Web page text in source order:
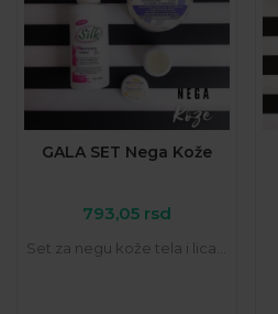
GALA SET Nega Kože
793,05 rsd
Set za negu kože tela i lica...